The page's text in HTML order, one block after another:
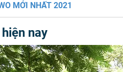
MỚI NHẤT 2021
nay